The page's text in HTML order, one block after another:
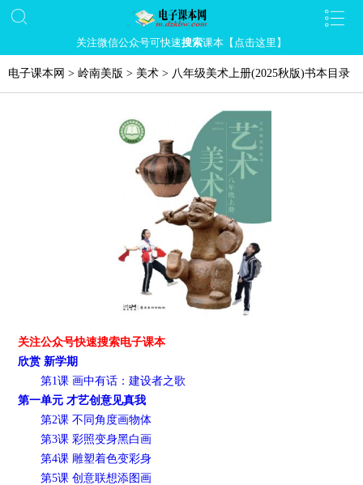
关注微信公众号可快速搜索课本【点击这里】
电子课本网 > 岭南美版 > 美术 > 八年级美术上册(2025秋版)书本目录
关注公众号快速搜索电子课本
欣赏 新学期
第1课 画中有话：建设者之歌
第一单元 才艺创意见真我
第2课 不同角度画物体
第3课 彩照变身黑白画
第4课 雕塑着色变彩身
第5课 创意联想添图画